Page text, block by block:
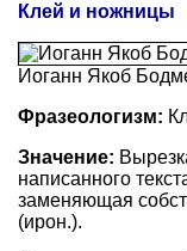
Клей и ножницы
Иоганн Якоб
Фразеологизм:
Значение:
написанного
заменяющая
(ирон.).